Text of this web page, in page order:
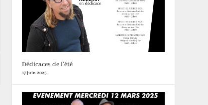
Dédicaces de l’été
17 juin 2025